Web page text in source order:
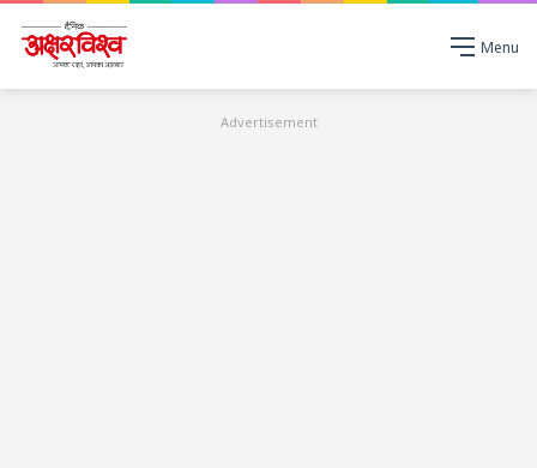
Menu
Advertisement